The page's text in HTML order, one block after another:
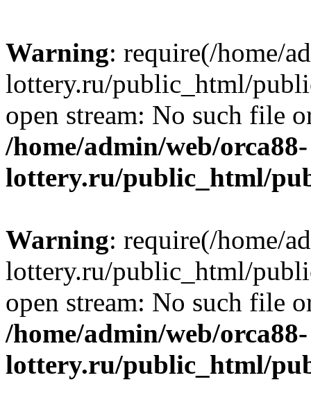
Warning: require(/home/
lottery.ru/public_html/
open stream: No such file
/home/admin/web/orca88-
lottery.ru/public_html/
Warning: require(/home/
lottery.ru/public_html/
open stream: No such file
/home/admin/web/orca88-
lottery.ru/public_html/